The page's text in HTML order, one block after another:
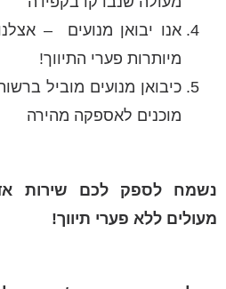
אנו יבואן מנועים –
מיותרות פערי התיווך!
כיבואן מנועים מוביל
מוכנים לאספקה מהירה
נשמח לספק לכם שירות
מעולים ללא פערי תיווך!